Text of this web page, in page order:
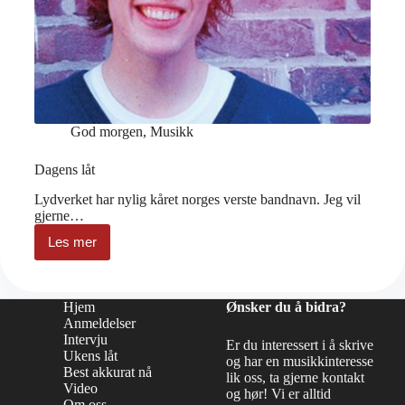
God morgen, Musikk
Dagens låt
Lydverket har nylig kåret norges verste bandnavn. Jeg vil
gjerne…
Les mer
Dagens
låt
Hjem
Anmeldelser
Intervju
Ukens låt
Best akkurat nå
Video
Ønsker du å bidra?
Er du interessert i å skrive
og har en musikkinteresse
lik oss, ta gjerne kontakt
og hør! Vi er alltid